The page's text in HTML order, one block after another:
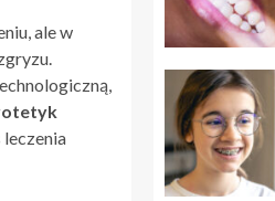
ale w